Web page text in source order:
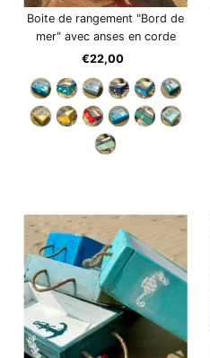
Boite de rangement "Bord de
mer" avec anses en corde
Prix
ordinaire
€22,00